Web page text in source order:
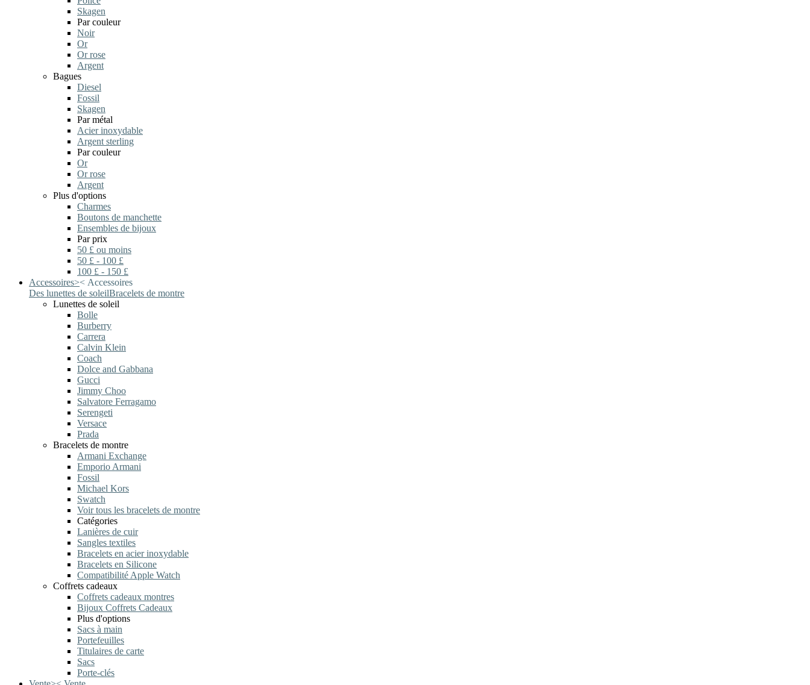
Skagen
Par couleur
Noir
Or
Or rose
Argent
Bagues
Diesel
Fossil
Skagen
Par métal
Acier inoxydable
Argent sterling
Par couleur
Or
Or rose
Argent
Plus d'options
Charmes
Boutons de manchette
Ensembles de bijoux
Par prix
50 £ ou moins
50 £ - 100 £
100 £ - 150 £
Accessoires>< Accessoires
Des lunettes de soleilBracelets de montre
Lunettes de soleil
Bolle
Burberry
Carrera
Calvin Klein
Coach
Dolce and Gabbana
Gucci
Jimmy Choo
Salvatore Ferragamo
Serengeti
Versace
Prada
Bracelets de montre
Armani Exchange
Emporio Armani
Fossil
Michael Kors
Swatch
Voir tous les bracelets de montre
Catégories
Lanières de cuir
Sangles textiles
Bracelets en acier inoxydable
Bracelets en Silicone
Compatibilité Apple Watch
Coffrets cadeaux
Coffrets cadeaux montres
Bijoux Coffrets Cadeaux
Plus d'options
Sacs à main
Portefeuilles
Titulaires de carte
Sacs
Porte-clés